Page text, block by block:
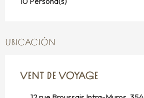
UBICACIÓN
VENT DE VOYAGE